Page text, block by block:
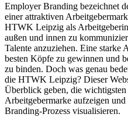
Employer Branding bezeichnet
einer attraktiven
HTWK Leipzig als
außen und innen zu
Talente anzuziehen. Eine starke
besten Köpfe zu gewinnen und
zu binden. Doch was genau
die HTWK Leipzig? Dieser
Überblick geben, die
Arbeitgebermarke aufzeigen
Branding-Prozess visualisieren.